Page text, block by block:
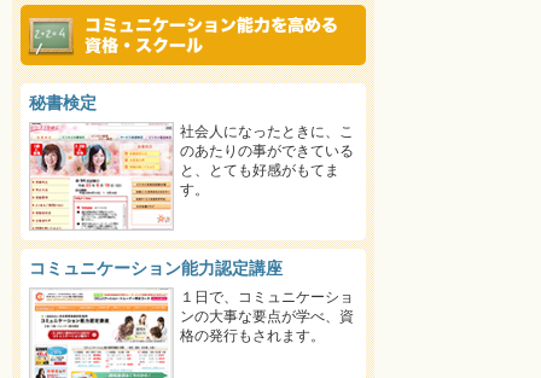
秘書検定
社会人になったときに、こ
のあたりの事ができている
と、とても好感がもてま
す。
コミュニケーション能力認定講座
１日で、コミュニケーショ
ンの大事な要点が学べ、資
格の発行もされます。